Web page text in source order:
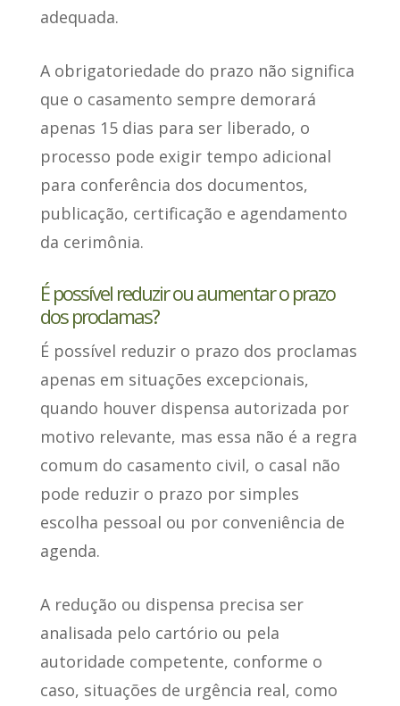
adequada.
A obrigatoriedade do prazo não significa
que o casamento sempre demorará
apenas 15 dias para ser liberado, o
processo pode exigir tempo adicional
para conferência dos documentos,
publicação, certificação e agendamento
da cerimônia.
É possível reduzir ou aumentar o prazo
dos proclamas?
É possível reduzir o prazo dos proclamas
apenas em situações excepcionais,
quando houver dispensa autorizada por
motivo relevante, mas essa não é a regra
comum do casamento civil, o casal não
pode reduzir o prazo por simples
escolha pessoal ou por conveniência de
agenda.
A redução ou dispensa precisa ser
analisada pelo cartório ou pela
autoridade competente, conforme o
caso, situações de urgência real, como